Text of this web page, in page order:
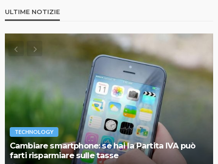
ULTIME NOTIZIE
TECHNOLOGY
Cambiare smartphone: se hai la Partita IVA può
farti risparmiare sulle tasse